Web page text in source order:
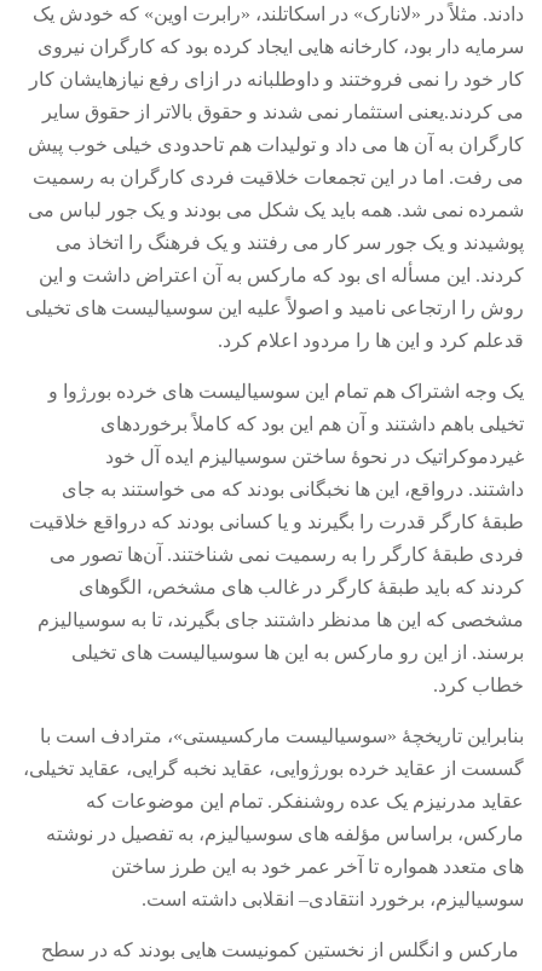
دادند. مثلاً در «لانارک» در اسکاتلند، «رابرت اوین» که خودش یک
سرمایه دار بود، کارخانه هایی ایجاد کرده بود که کارگران نیروی
کار خود را نمی فروختند و داوطلبانه در ازای رفع نیازهایشان کار
می کردند.یعنی استثمار نمی شدند و حقوق بالاتر از حقوق سایر
کارگران به آن ها می داد و تولیدات هم تاحدودی خیلی خوب پیش
می رفت. اما در این تجمعات خلاقیت فردی کارگران به رسمیت
شمرده نمی شد. همه باید یک شکل می بودند و یک جور لباس می
پوشیدند و یک جور سر کار می رفتند و یک فرهنگ را اتخاذ می
کردند. این مسأله ای بود که مارکس به آن اعتراض داشت و این
روش را ارتجاعی نامید و اصولاً علیه این سوسیالیست های تخیلی
قدعلم کرد و این ها را مردود اعلام کرد.
یک وجه اشتراک هم تمام این سوسیالیست های خرده بورژوا و
تخیلی باهم داشتند و آن هم این بود که کاملاً برخوردهای
غیردموکراتیک در نحوۀ ساختن سوسیالیزم ایده آل خود
داشتند. درواقع، این ها نخبگانی بودند که می خواستند به جای
طبقۀ کارگر قدرت را بگیرند و یا کسانی بودند که درواقع خلاقیت
فردی طبقۀ کارگر را به رسمیت نمی شناختند. آن‌ها تصور می
کردند که باید طبقۀ کارگر در غالب های مشخص، الگوهای
مشخصی که این ها مدنظر داشتند جای بگیرند، تا به سوسیالیزم
برسند. از این رو مارکس به این ها سوسیالیست های تخیلی
خطاب کرد.
بنابراین تاریخچۀ «سوسیالیست مارکسیستی»، مترادف است با
گسست از عقاید خرده بورژوایی، عقاید نخبه گرایی، عقاید تخیلی،
عقاید مدرنیزم یک عده روشنفکر . تمام این موضوعات که
مارکس، براساس مؤلفه های سوسیالیزم، به تفصیل در نوشته
های متعدد همواره تا آخر عمر خود به این طرز ساختن
سوسیالیزم، برخورد انتقادی– انقلابی داشته است.
مارکس و انگلس از نخستین کمونیست هایی بودند که در سطح